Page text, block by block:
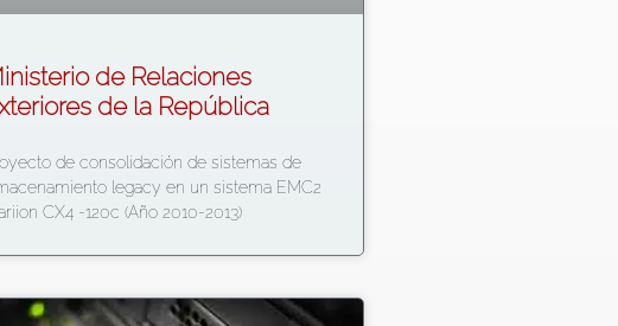
de Relaciones
de la República
de consolidación de sistemas de
legacy en un sistema EMC2
CX4 -120c (Año 2010-2013)